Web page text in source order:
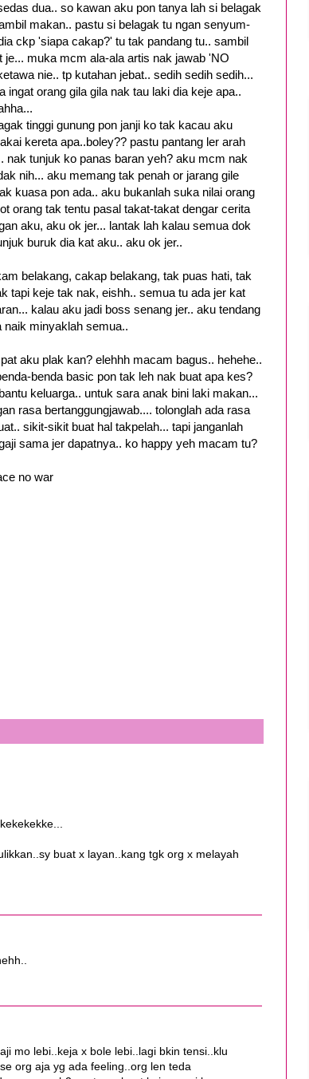
dua.. so kawan aku pon tanya lah si belagak
makan.. pastu si belagak tu ngan senyum-
ckp 'siapa cakap?' tu tak pandang tu.. sambil
muka mcm ala-ala artis nak jawab 'NO
nie.. tp kutahan jebat.. sedih sedih sedih...
orang gila gila nak tau laki dia keje apa..
tinggi gunung pon janji ko tak kacau aku
kereta apa..boley?? pastu pantang ler arah
nak tunjuk ko panas baran yeh? aku mcm nak
nih... aku memang tak penah or jarang gile
kuasa pon ada.. aku bukanlah suka nilai orang
orang tak tentu pasal takat-takat dengar cerita
aku, aku ok jer... lantak lah kalau semua dok
buruk dia kat aku.. aku ok jer..
belakang, cakap belakang, tak puas hati, tak
tapi keje tak nak, eishh.. semua tu ada jer kat
kalau aku jadi boss senang jer.. aku tendang
naik minyaklah semua..
aku plak kan? elehhh macam bagus.. hehehe..
benda basic pon tak leh nak buat apa kes?
keluarga.. untuk sara anak bini laki makan...
rasa bertanggungjawab.... tolonglah ada rasa
sikit-sikit buat hal takpelah... tapi janganlah
sama jer dapatnya.. ko happy yeh macam tu?
no war
buat x layan..kang tgk org x melayah
mo lebi..keja x bole lebi..lagi bkin tensi..klu
org aja yg ada feeling..org len teda